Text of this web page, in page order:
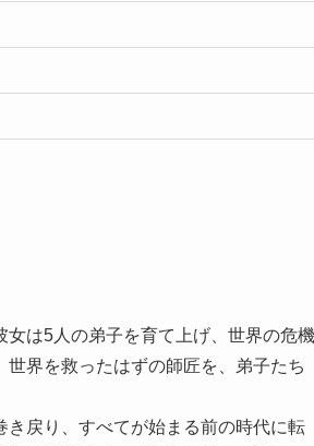
は5人の弟子を育て上げ、世界の危機
界を救ったはずの師匠を、弟子たち
戻り、すべてが始まる前の時代に転